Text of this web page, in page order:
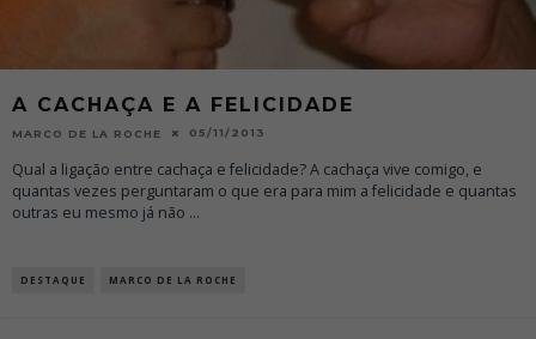
A CACHAÇA E A FELICIDADE
MARCO DE LA ROCHE 05/11/2013
Qual a ligação entre cachaça e felicidade? A cachaça vive comigo, e
quantas vezes perguntaram o que era para mim a felicidade e quantas
outras eu mesmo já não ...
DESTAQUE MARCO DE LA ROCHE